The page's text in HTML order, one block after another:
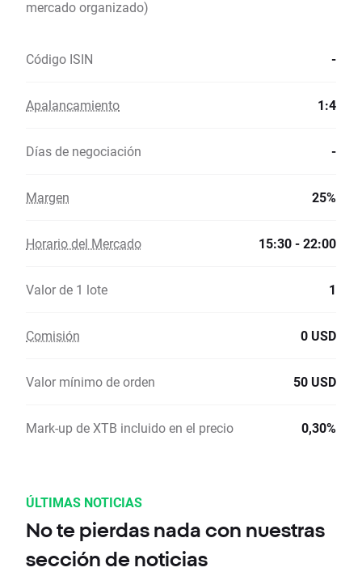
mercado organizado)
Código ISIN -
Apalancamiento 1:4
Días de negociación -
Margen 25%
Horario del Mercado 15:30 - 22:00
Valor de 1 lote 1
Comisión 0 USD
Valor mínimo de orden 50 USD
Mark-up de XTB incluido en el precio 0,30%
ÚLTIMAS NOTICIAS
No te pierdas nada con nuestras
sección de noticias